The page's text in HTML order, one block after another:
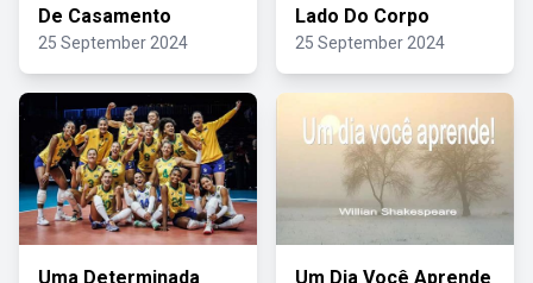
De Casamento
25 September 2024
Lado Do Corpo
25 September 2024
Uma Determinada Um Dia Você Aprende